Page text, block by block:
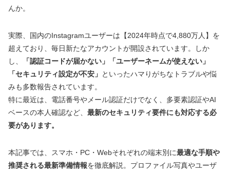
んか。
実際、国内のInstagramユーザーは【2024年時点で4,880万人】を
超えており、毎日新たなアカウントが開設されています。しか
し、
「認証コードが届かない」「ユーザーネームが使えない」
「セキュリティ設定が不安」 といったハマりがちなトラブルや悩
みも多数報告されています。
特に最近は、電話番号やメール認証だけでなく、多要素認証やAI
ベースの本人確認など、 最新のセキュリティ要件にも対応する必
要があります。
本記事では、スマホ・PC・Webそれぞれの端末別に最適な手順や
推奨される最新準備情報を徹底解説。プロファイル写真やユーザ